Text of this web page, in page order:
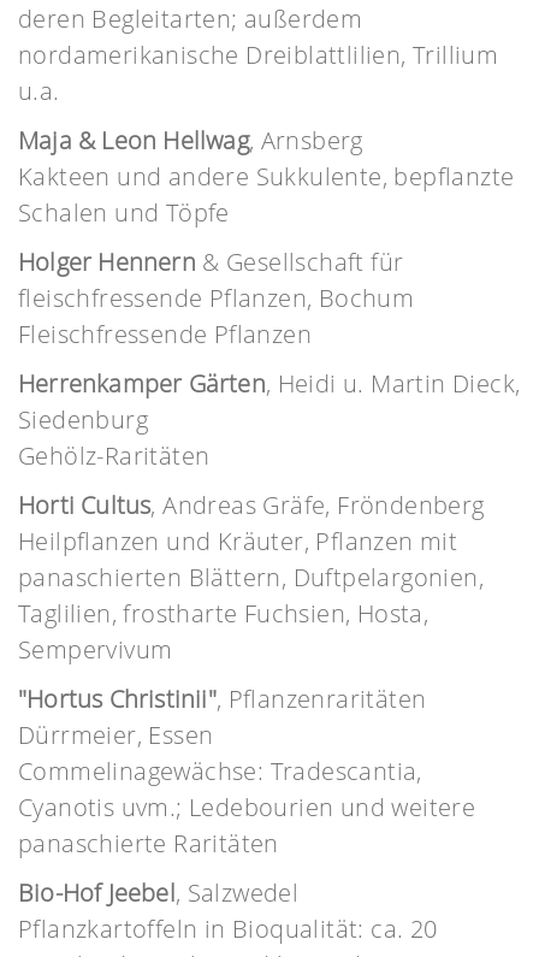
deren Begleitarten; außerdem
nordamerikanische Dreiblattlilien, Trillium
u.a.
Maja & Leon Hellwag, Arnsberg
Kakteen und andere Sukkulente, bepflanzte
Schalen und Töpfe
Holger Hennern & Gesellschaft für
fleischfressende Pflanzen, Bochum
Fleischfressende Pflanzen
Herrenkamper Gärten, Heidi u. Martin Dieck,
Siedenburg
Gehölz-Raritäten
Horti Cultus, Andreas Gräfe, Fröndenberg
Heilpflanzen und Kräuter, Pflanzen mit
panaschierten Blättern, Duftpelargonien,
Taglilien, frostharte Fuchsien, Hosta,
Sempervivum
"Hortus Christinii", Pflanzenraritäten
Dürrmeier, Essen
Commelinagewächse: Tradescantia,
Cyanotis uvm.; Ledebourien und weitere
panaschierte Raritäten
Bio-Hof Jeebel, Salzwedel
Pflanzkartoffeln in Bioqualität: ca. 20